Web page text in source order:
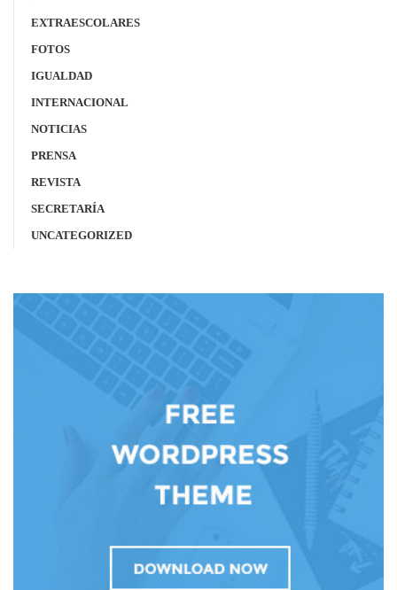
EXTRAESCOLARES
FOTOS
IGUALDAD
INTERNACIONAL
NOTICIAS
PRENSA
REVISTA
SECRETARÍA
UNCATEGORIZED